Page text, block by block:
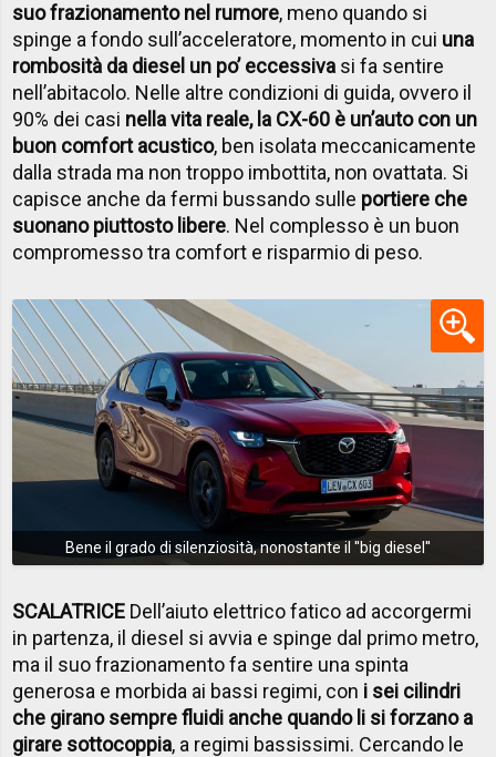
suo frazionamento nel rumore, meno quando si
spinge a fondo sull’acceleratore, momento in cui una
rombosità da diesel un po’ eccessiva si fa sentire
nell’abitacolo. Nelle altre condizioni di guida, ovvero il
90% dei casi nella vita reale, la CX-60 è un’auto con un
buon comfort acustico, ben isolata meccanicamente
dalla strada ma non troppo imbottita, non ovattata. Si
capisce anche da fermi bussando sulle portiere che
suonano piuttosto libere. Nel complesso è un buon
compromesso tra comfort e risparmio di peso.
Bene il grado di silenziosità, nonostante il ''big diesel''
SCALATRICE Dell’aiuto elettrico fatico ad accorgermi
in partenza, il diesel si avvia e spinge dal primo metro,
ma il suo frazionamento fa sentire una spinta
generosa e morbida ai bassi regimi, con i sei cilindri
che girano sempre fluidi anche quando li si forzano a
girare sottocoppia, a regimi bassissimi. Cercando le